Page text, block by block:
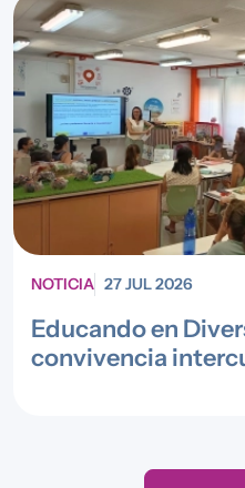
NOTICIA 27 JUL 2026
Educando en
convivencia